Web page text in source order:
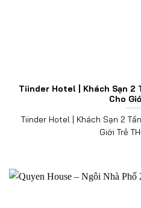
Tiinder Hotel | Khách Sạn 2
Cho
Tiinder Hotel | Khách Sạn 2
Giới Trẻ